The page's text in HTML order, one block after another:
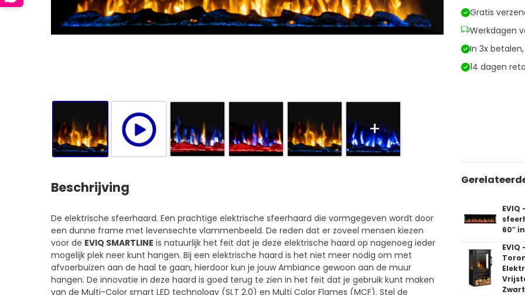
inch
-
cm
aantal
Gratis
Werkdagen
In 3x
14 dagen
Beschrijving
De elektrische sfeerhaard. Een prachtige elektrische sfeerhaard die vormgegeven wordt door
een dunne frame met levensechte vlammenbeeld. De reden dat er zoveel mensen kiezen
voor de EVIQ SMARTLINE is natuurlijk het feit dat je deze elektrische haard op nagenoeg ieder
mogelijk plek neer kunt hangen. Bij een elektrische haard is het niet meer nodig om met
afvoerbuizen aan de haal te gaan, hierdoor kun je jouw Ambiance gewoon aan de muur
hangen. De innovatie in deze haard is goed terug te zien in het feit dat je gebruik kunt maken
van de Multi-Color smart LED technology (SLT 2.0) en Multi Color Flames (MCF). Stel de
EVIQ
60″
Zwart